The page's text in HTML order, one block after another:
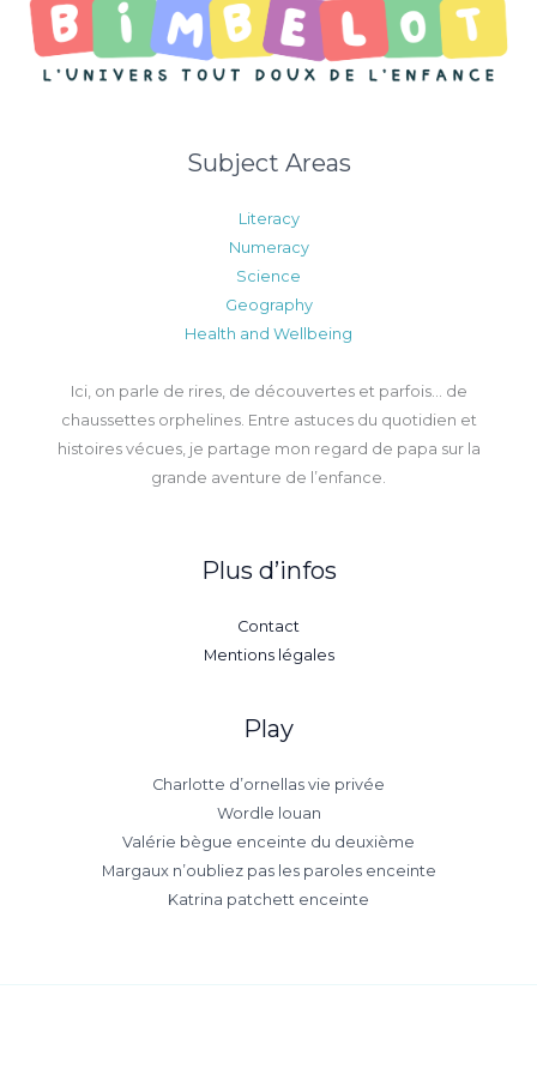
Subject Areas
Literacy
Numeracy
Science
Geography
Health and Wellbeing
Ici, on parle de rires, de découvertes et parfois… de
chaussettes orphelines. Entre astuces du quotidien et
histoires vécues, je partage mon regard de papa sur la
grande aventure de l’enfance.
Plus d’infos
Contact
Mentions légales
Play
Charlotte d’ornellas vie privée
Wordle louan
Valérie bègue enceinte du deuxième
Margaux n’oubliez pas les paroles enceinte
Katrina patchett enceinte